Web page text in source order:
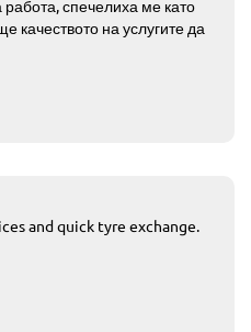
спечелиха ме като
качеството на услугите да
and quick tyre exchange.